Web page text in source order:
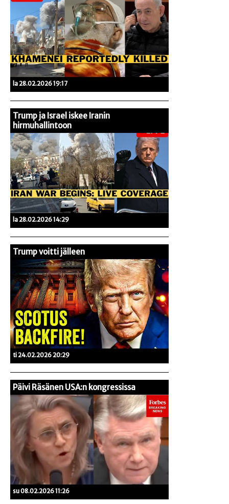
la 28.02.2026 19:17
Trump ja Israel iskee Iranin
hirmuhallintoon
la 28.02.2026 14:29
Trump voitti jälleen
ti 24.02.2026 20:29
Päivi Räsänen USA:n kongressissa
su 08.02.2026 11:26